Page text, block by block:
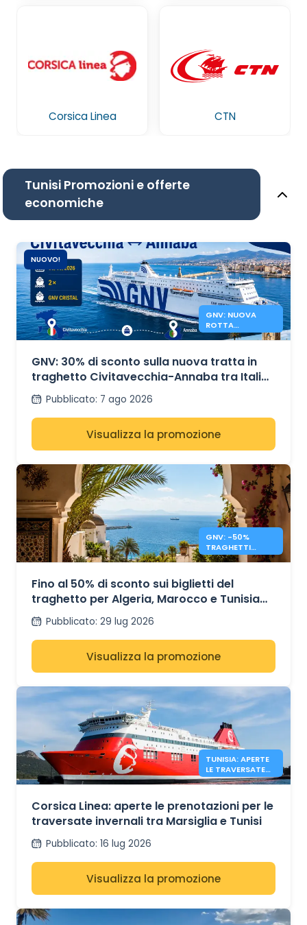
Corsica Linea CTN
Tunisi Promozioni e offerte
economiche
NUOVO!
GNV: NUOVA
ROTTA
TRAGHETTI
ANNABA
GNV: 30% di sconto sulla nuova tratta in
traghetto Civitavecchia-Annaba tra Italia
e Algeria.
Pubblicato: 7 ago 2026
Visualizza la promozione
GNV: -50%
TRAGHETTI
MAROCCO,
ALGERIA
Fino al 50% di sconto sui biglietti del
traghetto per Algeria, Marocco e Tunisia
con GNV
Pubblicato: 29 lug 2026
Visualizza la promozione
TUNISIA: APERTE
LE TRAVERSATE
INVERNALI CON
Corsica Linea: aperte le prenotazioni per le
traversate invernali tra Marsiglia e Tunisi
Pubblicato: 16 lug 2026
Visualizza la promozione